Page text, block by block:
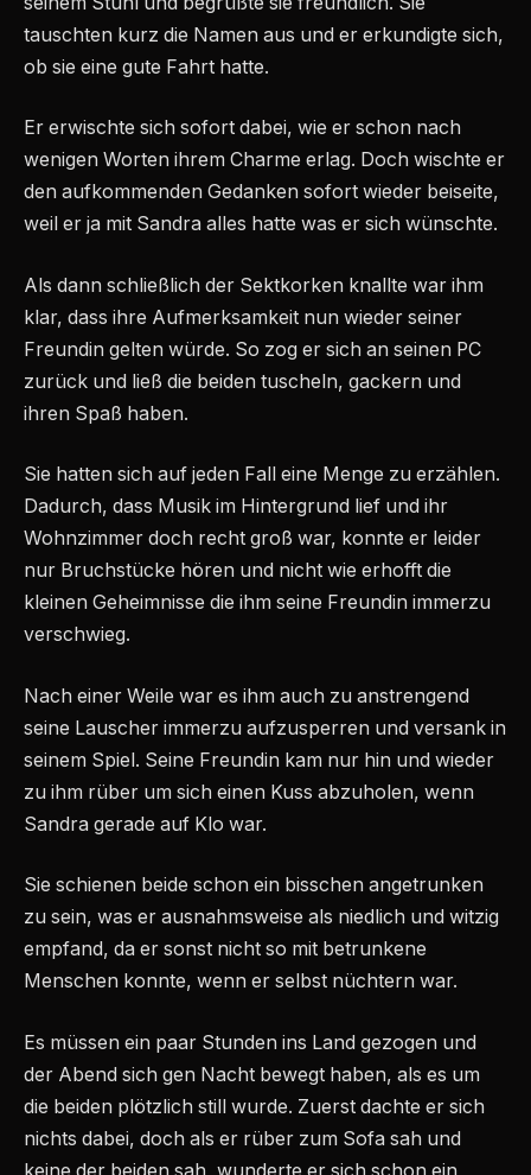
tauschten kurz die Namen aus und er erkundigte sich,
ob sie eine gute Fahrt hatte.
Er erwischte sich sofort dabei, wie er schon nach
wenigen Worten ihrem Charme erlag. Doch wischte er
den aufkommenden Gedanken sofort wieder beiseite,
weil er ja mit Sandra alles hatte was er sich wünschte.
Als dann schließlich der Sektkorken knallte war ihm
klar, dass ihre Aufmerksamkeit nun wieder seiner
Freundin gelten würde. So zog er sich an seinen PC
zurück und ließ die beiden tuscheln, gackern und
ihren Spaß haben.
Sie hatten sich auf jeden Fall eine Menge zu erzählen.
Dadurch, dass Musik im Hintergrund lief und ihr
Wohnzimmer doch recht groß war, konnte er leider
nur Bruchstücke hören und nicht wie erhofft die
kleinen Geheimnisse die ihm seine Freundin immerzu
verschwieg.
Nach einer Weile war es ihm auch zu anstrengend
seine Lauscher immerzu aufzusperren und versank in
seinem Spiel. Seine Freundin kam nur hin und wieder
zu ihm rüber um sich einen Kuss abzuholen, wenn
Sandra gerade auf Klo war.
Sie schienen beide schon ein bisschen angetrunken
zu sein, was er ausnahmsweise als niedlich und witzig
empfand, da er sonst nicht so mit betrunkene
Menschen konnte, wenn er selbst nüchtern war.
Es müssen ein paar Stunden ins Land gezogen und
der Abend sich gen Nacht bewegt haben, als es um
die beiden plötzlich still wurde. Zuerst dachte er sich
nichts dabei, doch als er rüber zum Sofa sah und